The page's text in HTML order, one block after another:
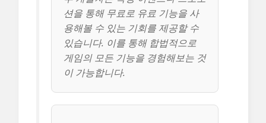
션을 통해 무료로 유료 기능을 사
용해볼 수 있는 기회를 제공할 수
있습니다. 이를 통해 합법적으로
게임의 모든 기능을 경험해보는 것
이 가능합니다.